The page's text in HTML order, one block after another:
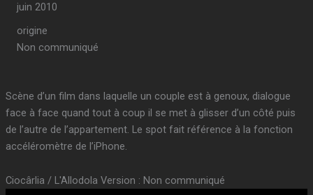
juin 2010
origine
Non communiqué
Scène d’un film dans laquelle un couple est à genoux, dialogue
face à face quand tout à coup il se met à glisser d’un côté puis
de l’autre de l’appartement. Le spot fait référence à la fonction
accéléromètre de l’iPhone.
Ciocârlia / L'Allodola Version : Non communiqué